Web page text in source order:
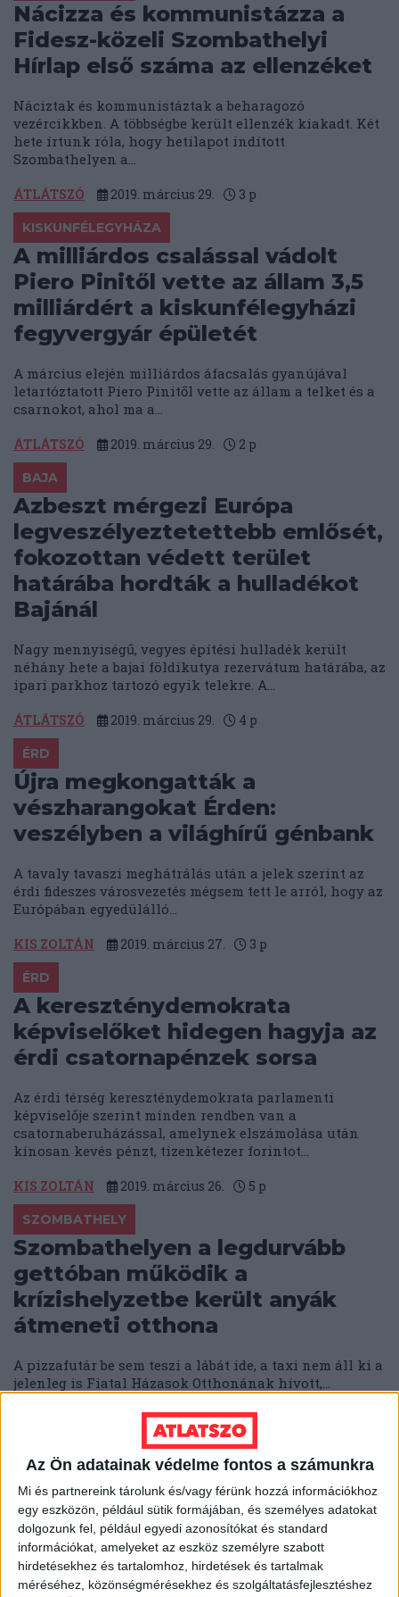
Az Ön adatainak védelme fontos a számunkra
Mi és partnereink tárolunk és/vagy férünk hozzá információkhoz
egy eszközön, például sütik formájában, és személyes adatokat
dolgozunk fel, például egyedi azonosítókat és standard
információkat, amelyeket az eszköz személyre szabott
hirdetésekhez és tartalomhoz, hirdetések és tartalmak
méréséhez, közönségmérésekhez és szolgáltatásfejlesztéshez
Nácizza és kommunistázza a
Fidesz-közeli Szombathelyi
Hírlap első száma az ellenzéket
Náciztak és kommunistáztak a beharagozó
vezércikkben. A többségbe került ellenzék kiakadt. Két
hete írtunk róla, hogy hetilapot indított
Szombathelyen a...
ÁTLÁTSZÓ 2019. március 29. 3 p
KISKUNFÉLEGYHÁZA
A milliárdos csalással vádolt
Piero Pinitől vette az állam 3,5
milliárdért a kiskunfélegyházi
fegyvergyár épületét
A március elején milliárdos áfacsalás gyanújával
letartóztatott Piero Pinitől vette az állam a telket és a
csarnokot, ahol ma a...
ÁTLÁTSZÓ 2019. március 29. 2 p
BAJA
Azbeszt mérgezi Európa
legveszélyeztetettebb emlősét,
fokozottan védett terület
határába hordták a hulladékot
Bajánál
Nagy mennyiségű, vegyes építési hulladék került
néhány hete a bajai földikutya rezervátum határába, az
ipari parkhoz tartozó egyik telekre. A...
ÁTLÁTSZÓ 2019. március 29. 4 p
ÉRD
Újra megkongatták a
vészharangokat Érden:
veszélyben a világhírű génbank
A tavaly tavaszi meghátrálás után a jelek szerint az
érdi fideszes városvezetés mégsem tett le arról, hogy az
Európában egyedülálló...
KIS ZOLTÁN 2019. március 27. 3 p
ÉRD
A kereszténydemokrata
képviselőket hidegen hagyja az
érdi csatornapénzek sorsa
Az érdi térség kereszténydemokrata parlamenti
képviselője szerint minden rendben van a
csatornaberuházással, amelynek elszámolása után
kínosan kevés pénzt, tizenkétezer forintot...
KIS ZOLTÁN 2019. március 26. 5 p
SZOMBATHELY
Szombathelyen a legdurvább
gettóban működik a
krízishelyzetbe került anyák
átmeneti otthona
A pizzafutár be sem teszi a lábát ide, a taxi nem áll ki a
jelenleg is Fiatal Házasok Otthonának hívott,...
2019. március 25. 7p
Az ÁSZ szerint nem biztosított
a felelős gazdálkodás
Esztergomban, a jegyző
felelősségét vizsgálnák